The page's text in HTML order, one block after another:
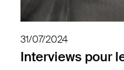
Interviews pour
31/07/2024